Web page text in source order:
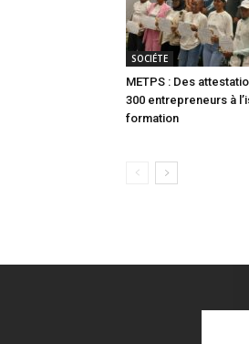
SOCIÉTE
METPS : Des
300 entrepreneurs à
formation